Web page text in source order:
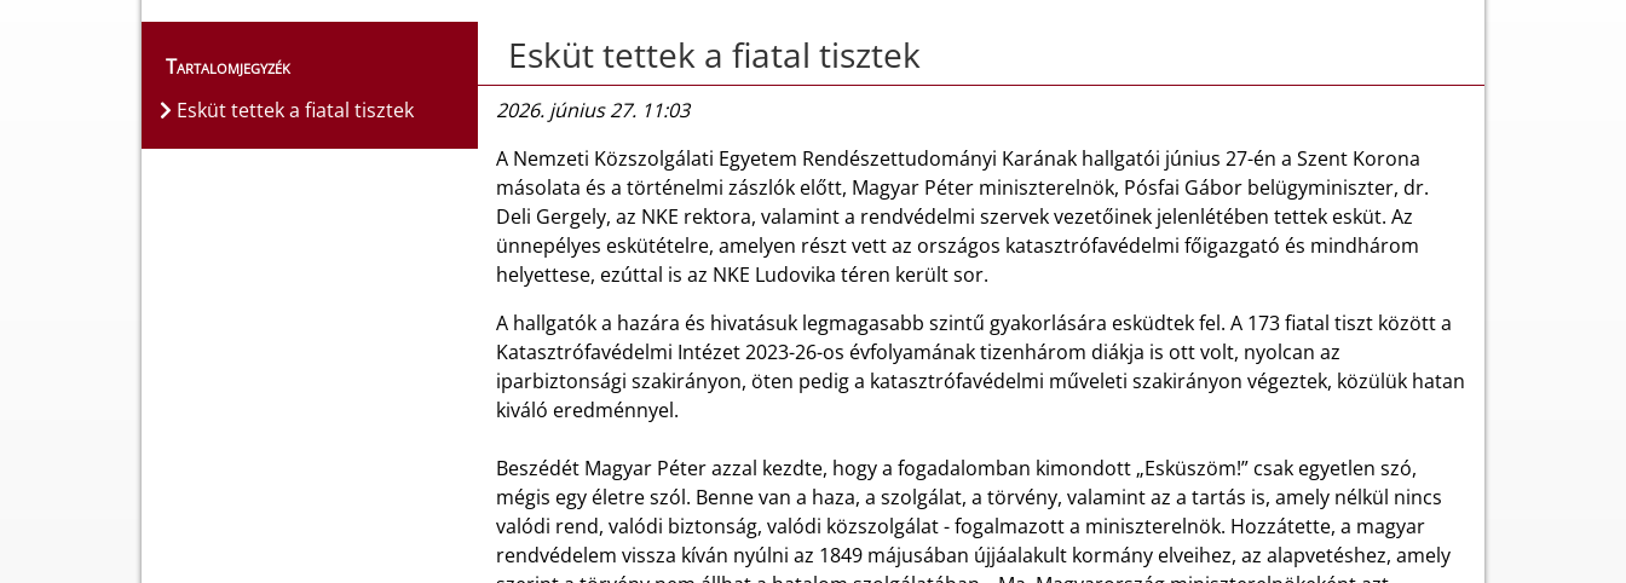
Tartalomjegyzék
Esküt tettek a fiatal tisztek
Esküt tettek a fiatal tisztek
2026. június 27. 11:03
A Nemzeti Közszolgálati Egyetem Rendészettudományi Karának hallgatói június 27-én a Szent Korona
másolata és a történelmi zászlók előtt, Magyar Péter miniszterelnök, Pósfai Gábor belügyminiszter, dr.
Deli Gergely, az NKE rektora, valamint a rendvédelmi szervek vezetőinek jelenlétében tettek esküt. Az
ünnepélyes eskütételre, amelyen részt vett az országos katasztrófavédelmi főigazgató és mindhárom
helyettese, ezúttal is az NKE Ludovika téren került sor.
A hallgatók a hazára és hivatásuk legmagasabb szintű gyakorlására esküdtek fel. A 173 fiatal tiszt között a
Katasztrófavédelmi Intézet 2023-26-os évfolyamának tizenhárom diákja is ott volt, nyolcan az
iparbiztonsági szakirányon, öten pedig a katasztrófavédelmi műveleti szakirányon végeztek, közülük hatan
kiváló eredménnyel.
Beszédét Magyar Péter azzal kezdte, hogy a fogadalomban kimondott „Esküszöm!” csak egyetlen szó,
mégis egy életre szól. Benne van a haza, a szolgálat, a törvény, valamint az a tartás is, amely nélkül nincs
valódi rend, valódi biztonság, valódi közszolgálat - fogalmazott a miniszterelnök. Hozzátette, a magyar
rendvédelem vissza kíván nyúlni az 1849 májusában újjáalakult kormány elveihez, az alapvetéshez, amely